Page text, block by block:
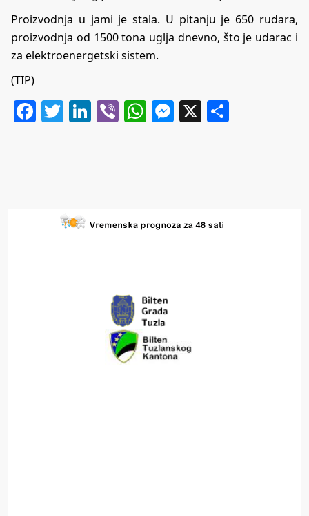
Proizvodnja u jami je stala. U pitanju je 650 rudara,
proizvodnja od 1500 tona uglja dnevno, što je udarac i
za elektroenergetski sistem.
(TIP)
Facebook
Twitter
LinkedIn
ViberWhatsApp
Messenger
X